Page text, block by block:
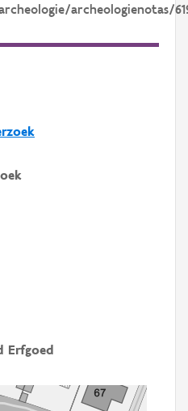
archeologienotas/
Erfgoed